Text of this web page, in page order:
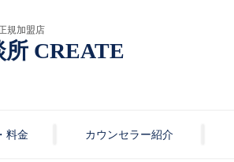
規加盟店
CREATE
料金 カウンセラー紹介